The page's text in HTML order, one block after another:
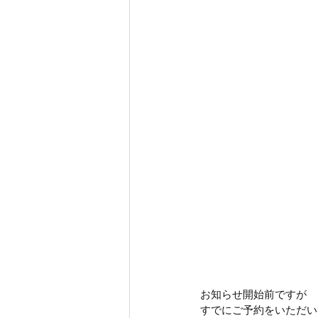
お知らせ開始前ですが
すでにご予約をいただ